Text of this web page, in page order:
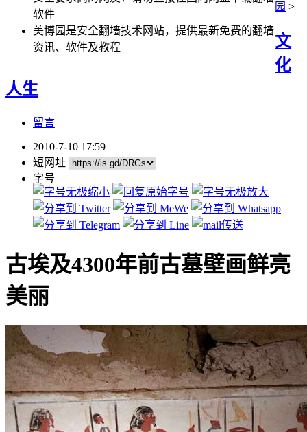
软件
美博园是安全翻墙技术网站，提供最新免费的翻墙
资讯、软件及教程
园 >
文
化
人生
留言
2010-7-10 17:59
短网址
字号
古埃及4300年前古墓壁画鲜亮
美丽